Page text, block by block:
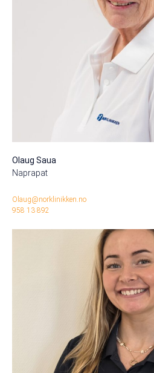
Olaug Saua
Naprapat
Olaug@norklinikken.no
958 13 892